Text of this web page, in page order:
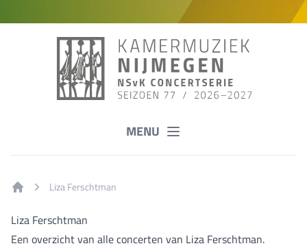
MENU
Liza Ferschtman
Liza Ferschtman
Een overzicht van alle concerten van Liza Ferschtman.